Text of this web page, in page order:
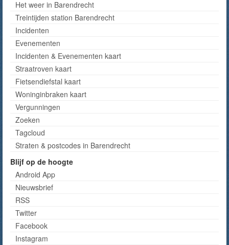
Het weer in Barendrecht
Treintijden station Barendrecht
Incidenten
Evenementen
Incidenten & Evenementen kaart
Straatroven kaart
Fietsendiefstal kaart
Woninginbraken kaart
Vergunningen
Zoeken
Tagcloud
Straten & postcodes in Barendrecht
Blijf op de hoogte
Android App
Nieuwsbrief
RSS
Twitter
Facebook
Instagram